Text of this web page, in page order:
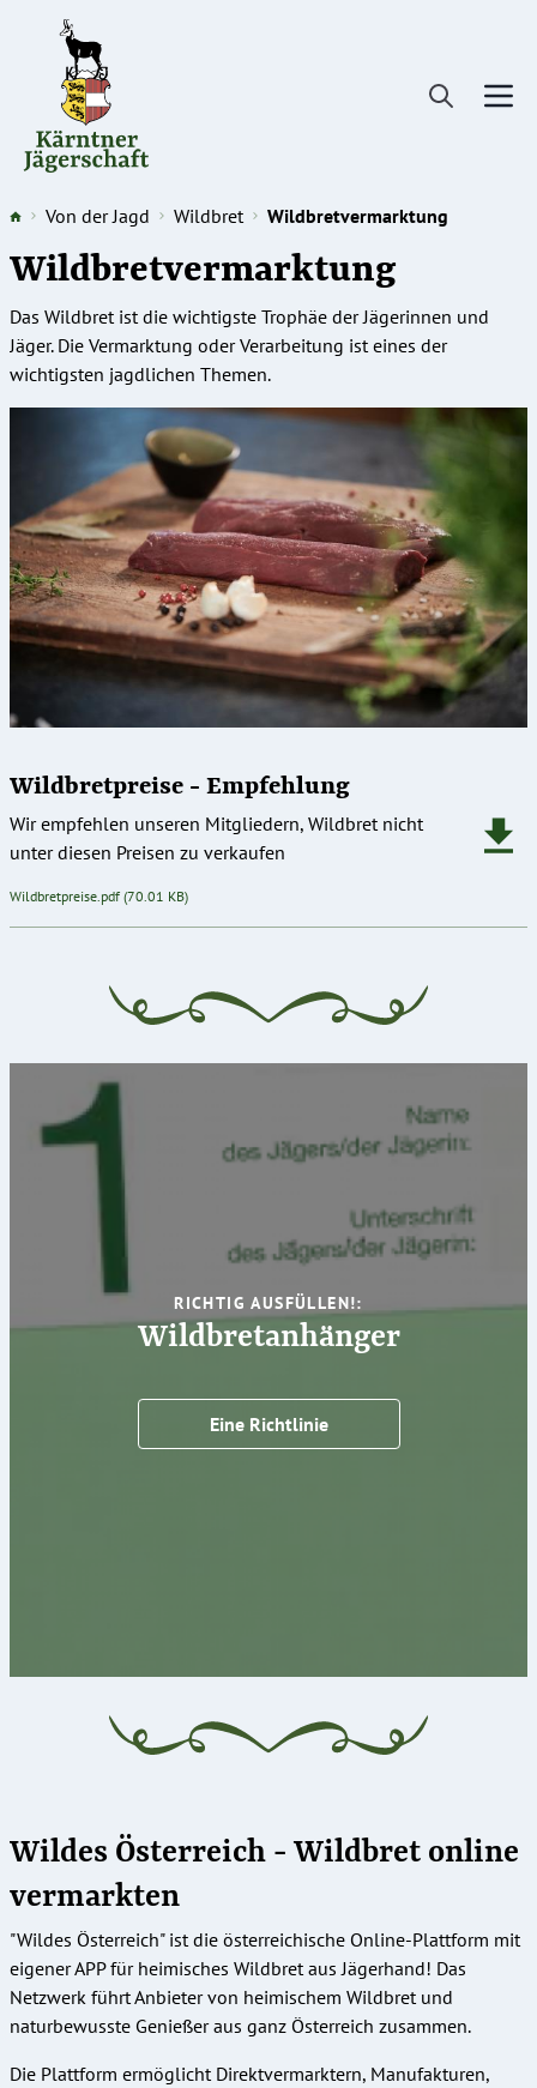
Von der Jagd Wildbret Wildbretvermarktung
Wildbretvermarktung
Das Wildbret ist die wichtigste Trophäe der Jägerinnen und
Jäger. Die Vermarktung oder Verarbeitung ist eines der
wichtigsten jagdlichen Themen.
Wildbretpreise - Empfehlung
Wir empfehlen unseren Mitgliedern, Wildbret nicht
unter diesen Preisen zu verkaufen
Dokument
Wildbretpreise.pdf (70.01 KB)
RICHTIG AUSFÜLLEN!:
Wildbretanhänger
Eine Richtlinie
Wildes Österreich - Wildbret online
vermarkten
"Wildes Österreich" ist die österreichische Online-Plattform mit
eigener APP für heimisches Wildbret aus Jägerhand! Das
Netzwerk führt Anbieter von heimischem Wildbret und
naturbewusste Genießer aus ganz Österreich zusammen.
Die Plattform ermöglicht Direktvermarktern, Manufakturen,